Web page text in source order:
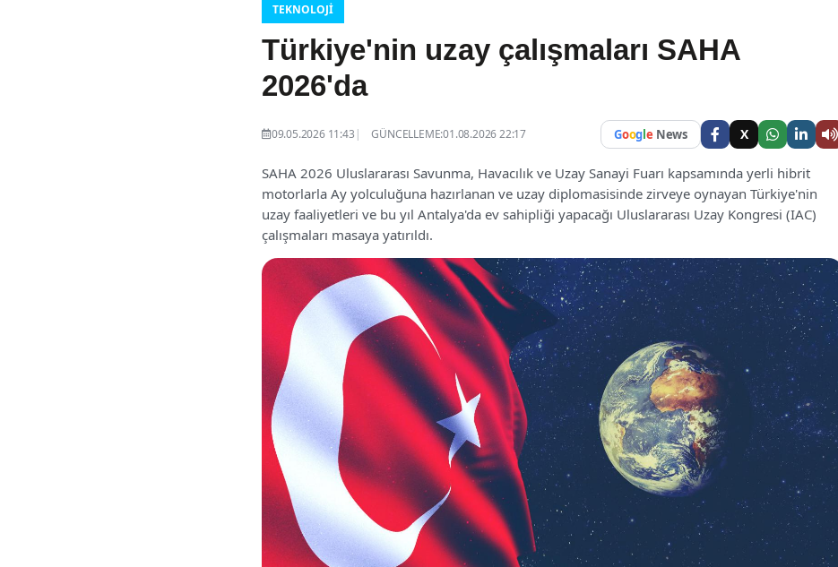
TEKNOLOJI
Türkiye'nin uzay çalışmaları SAHA
2026'da
09.05.2026 11:43 GÜNCELLEME:01.08.2026 22:17 Google News X
SAHA 2026 Uluslararası Savunma, Havacılık ve Uzay Sanayi Fuarı kapsamında yerli hibrit
motorlarla Ay yolculuğuna hazırlanan ve uzay diplomasisinde zirveye oynayan Türkiye'nin
uzay faaliyetleri ve bu yıl Antalya'da ev sahipliği yapacağı Uluslararası Uzay Kongresi (IAC)
çalışmaları masaya yatırıldı.